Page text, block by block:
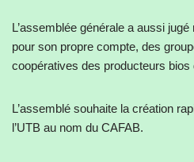
L’assemblée générale a aussi
pour son propre compte, des
coopératives des producteurs bios
L’assemblé souhaite la création
l’UTB au nom du CAFAB.